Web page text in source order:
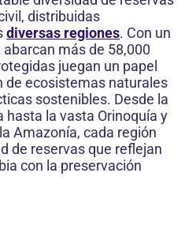
distribuidas
diversas regiones. Con un
más de 58,000
juegan un papel
de ecosistemas naturales
sostenibles. Desde la
la vasta Orinoquía y
Amazonía, cada región
de reservas que reflejan
con la preservación